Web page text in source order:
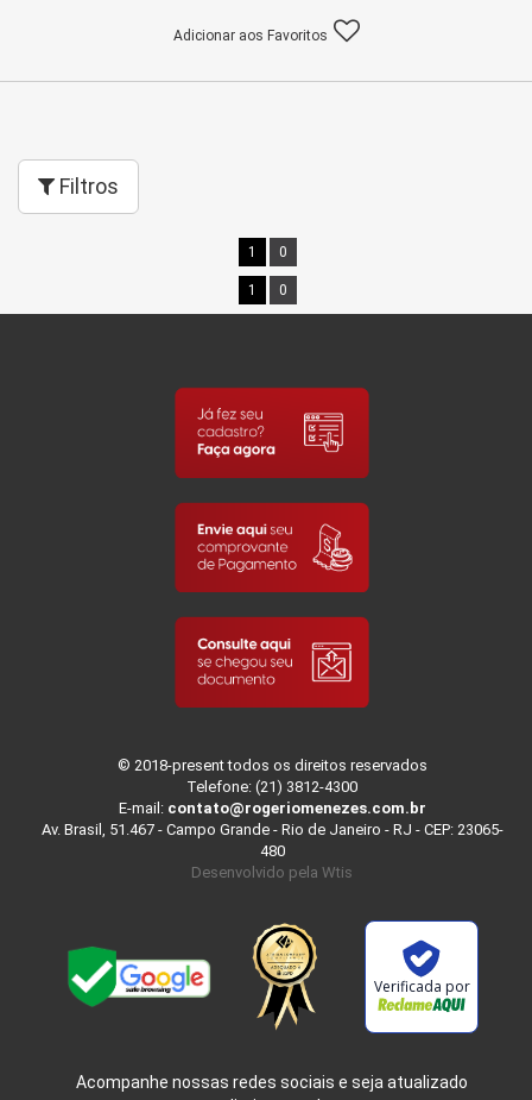
Adicionar aos Favoritos
Filtros
1 0
1 0
© 2018-present todos os direitos reservados
Telefone: (21) 3812-4300
E-mail: contato@rogeriomenezes.com.br
Av. Brasil, 51.467 - Campo Grande - Rio de Janeiro - RJ - CEP: 23065-
480
Desenvolvido pela Wtis
Verificada por
Acompanhe nossas redes sociais e seja atualizado